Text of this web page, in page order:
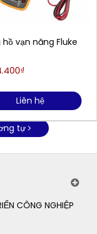
vạn năng Fluke
Liên hệ
tự
CÔNG NGHIỆP